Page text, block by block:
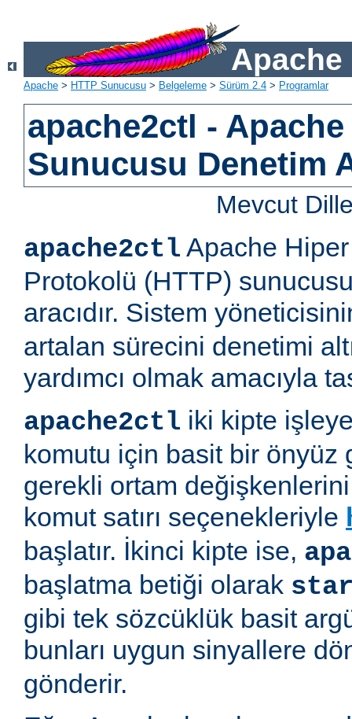
Apache
Apache > HTTP Sunucusu > Belgeleme > Sürüm 2.4 > Programlar
apache2ctl - Apache
Sunucusu Denetim
Mevcut
apache2ctl Apache
Protokolü (HTTP)
aracıdır. Sistem
artalan sürecini denetimi
yardımcı olmak amacıyla
apache2ctl iki kipte
komutu için basit bir önyüz
gerekli ortam
komut satırı seçenekleriyle
başlatır. İkinci kipte ise,
başlatma betiği olarak
gibi tek sözcüklük basit
bunları uygun sinyallere
gönderir.